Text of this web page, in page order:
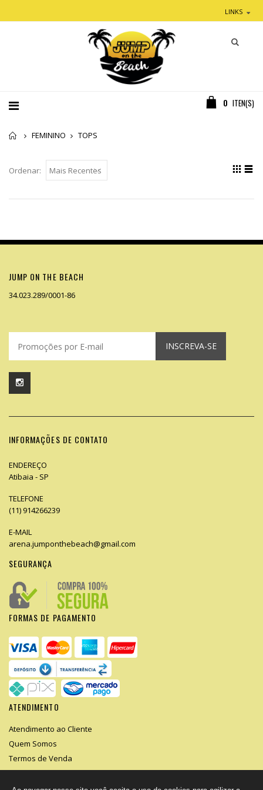
LINKS
0 ITEN(S)
Home
FEMININO TOPS
Ordenar:
JUMP ON THE BEACH
34.023.289/0001-86
INSCREVA-SE
INFORMAÇÕES DE CONTATO
ENDEREÇO
Atibaia - SP
TELEFONE
(11) 914266239
E-MAIL
arena.jumponthebeach@gmail.com
SEGURANÇA
FORMAS DE PAGAMENTO
ATENDIMENTO
Atendimento ao Cliente
Quem Somos
Termos de Venda
Segurança